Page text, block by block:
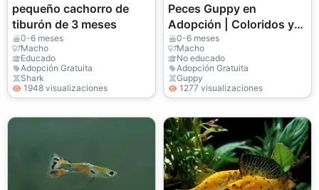
pequeño cachorro de
tiburón de 3 meses
0-6 meses
Macho
Educado
Adopción Gratuita
Shark
1948 visualizaciones
Peces Guppy en
Adopción | Coloridos y
Pacíficos
0-6 meses
Macho
No educado
Adopción Gratuita
Guppy
1277 visualizaciones